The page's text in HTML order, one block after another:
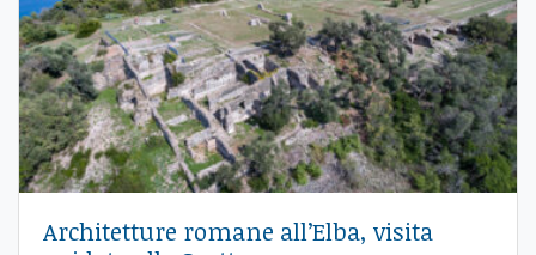
Architetture romane all’Elba, visita